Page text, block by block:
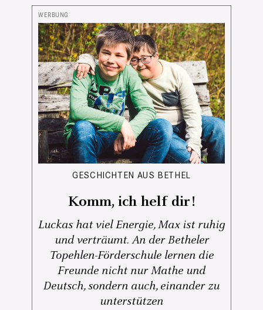
GESCHICHTEN AUS BETHEL
Komm, ich helf dir!
Luckas hat viel Energie, Max ist ruhig
und verträumt. An der Betheler
Topehlen-Förderschule lernen die
Freunde nicht nur Mathe und
Deutsch, sondern auch, einander zu
unterstützen